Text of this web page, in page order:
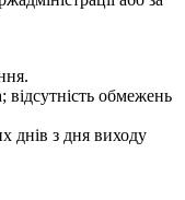
обмежень
днів з дня виходу